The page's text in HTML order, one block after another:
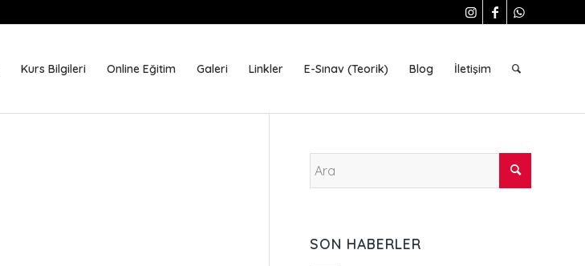
Kurs Bilgileri Online Eğitim Galeri Linkler E-Sınav (Teorik) Blog İletişim
SON HABERLER